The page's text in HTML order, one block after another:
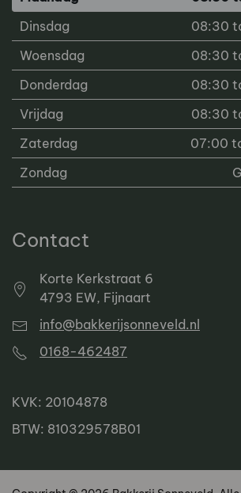
Dinsdag
08:30
Woensdag
08:30
Donderdag
08:30
Vrijdag
08:30
Zaterdag
07:00
Zondag
Contact
Korte Kerkstraat 6
4793 EW, Fijnaart
info@bakkerijsonneveld.nl
0168-462487
KVK: 20104878
BTW: 810329578B01